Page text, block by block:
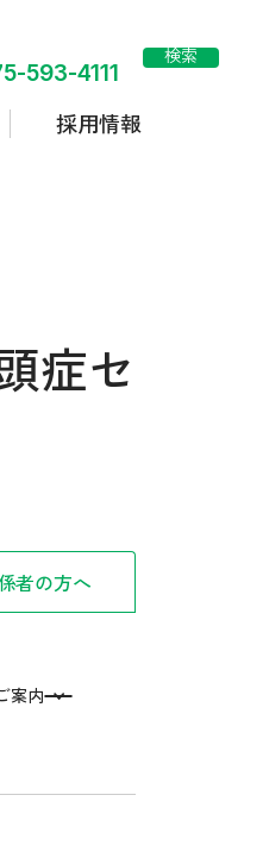
593-4111
検索
採用情報
症セ
者の方へ
案内